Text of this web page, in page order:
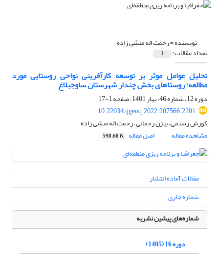
نویسنده =رحمت اله منشی زاده
تعداد مقالات: 1
تحلیل عوامل موثر بر توسعه کارآفرینی نواحی روستایی مورد
مطالعه: روستاهای بخش چندار شهرستان ساوجبلاغ
دوره 12، شماره 46، بهار 1401، صفحه
1-17
10.22034/jgeoq.2022.207566.2201
کورش رستمی، بیژن رحمانی، رحمت اله منشی زاده
مشاهده مقاله
اصل مقاله 598.68 K
مقالات آماده انتشار
شماره جاری
شماره‌های پیشین نشریه
دوره 16 (1405)